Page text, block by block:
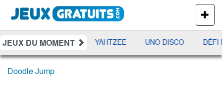
PLUS
DE
JEUX
JEUX DU MOMENT
RAMI JETX YAHTZEE UNO DISCO DÉFI
Doodle Jump